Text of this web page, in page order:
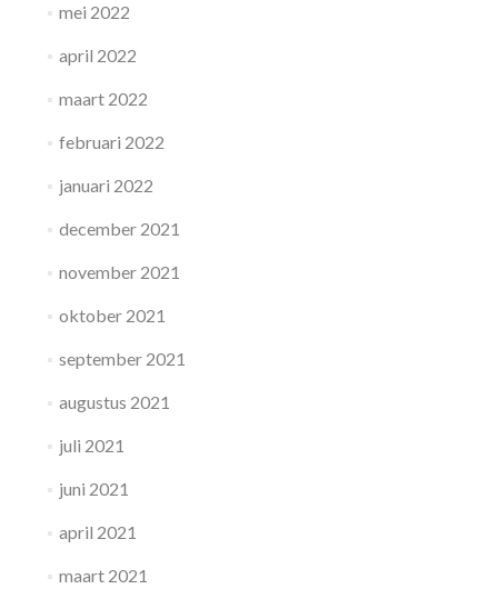
mei 2022
april 2022
maart 2022
februari 2022
januari 2022
december 2021
november 2021
oktober 2021
september 2021
augustus 2021
juli 2021
juni 2021
april 2021
maart 2021